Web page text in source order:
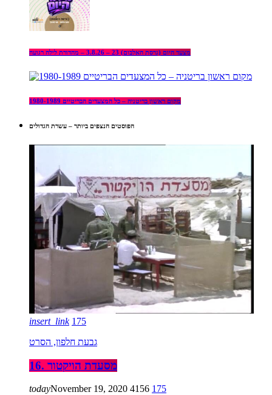
מצעד היום (גרסת האלבום) 23 – 3.8.26 – מהדורת לילה רגועה
מקום ראשון בריטניה – כל המצעדים הבריטיים 1980-1989
הפוסטים הנצפים ביותר – עשרת הגדולים
insert_link 175
גבעת חלפון, הסרט
16. מסעדת הויקטור
todayNovember 19, 2020 4156 175